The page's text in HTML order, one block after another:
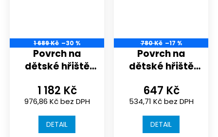
1 689 Kč –30 %
Povrch na
dětské hřiště
sportoviště |
1000x1000x18
mm | spojení
puzzle
976,86 Kč bez DPH
1 182 Kč
DETAIL
780 Kč –17 %
Povrch na
dětské hřiště
sportoviště |
1000x1000x18
mm | spojení
puzzle
534,71 Kč bez DPH
647 Kč
DETAIL